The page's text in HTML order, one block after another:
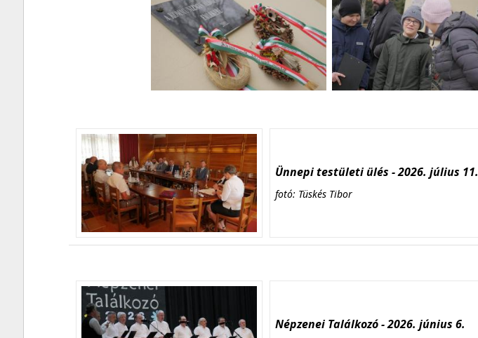
Ünnepi testületi ülés - 2026. július 11.
fotó: Tüskés Tibor
Népzenei Találkozó - 2026. június 6.